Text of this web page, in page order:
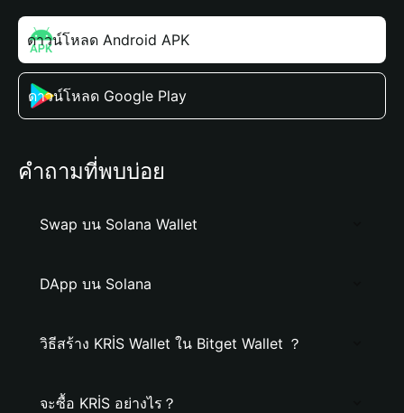
ดาวน์โหลด Android APK
ดาวน์โหลด Google Play
คำถามที่พบบ่อย
Swap บน Solana Wallet
DApp บน Solana
วิธีสร้าง KRİS Wallet ใน Bitget Wallet ？
จะซื้อ KRİS อย่างไร？